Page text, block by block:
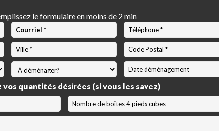
le formulaire en moins de 2 min
Code
Postal
MM
slash
JJ
slash
AAAA
vos quantités désirées (si vous les savez)